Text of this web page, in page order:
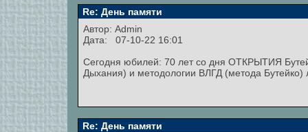
Re: День памяти
Автор: Admin
Дата: 07-10-22 16:01
Сегодня юбилей: 70 лет со дня ОТКРЫТИЯ
Дыхания) и методологии ВЛГД (метода Бутейко)
Re: День памяти